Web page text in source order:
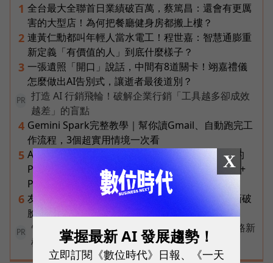
1 全台最大全聯首日業績破百萬，蔡篤昌：還會有更厲
害的大型店！為何把餐廳健身房都搬上樓？
2 連黃仁勳都叫年輕人當水電工！程世嘉：智慧通膨重
新定義「有價值的人」到底什麼樣子？
3 一張遺照「開口」說話，中間有8道關卡！翊嘉禮儀
怎麼做出AI告別式，讓逝者最後道別？
PR
打造 AI 行銷飛輪！破解企業行銷「工具越多卻成效
越差」的盲點
4 Gemini Spark完整教學｜幫你讀Gmail、自動跑完工
作流程，3個超實用情境一次看
5 AI 時代的行動生產力：MSI 如何用「理解情境」的
Prestige 14 Flip AI+ 重新定義商務筆電與 Copilot+
PC？
6 友達二把手裸辭內幕！彭双浪親邀的接班人為何撕破
臉？「落後群創」成最後稻草？
PR
告別極速迷思！台灣大哥大奪國際雙冠揭密好網路新
標準
X
掌握最新 AI 發展趨勢！
立即訂閱《數位時代》日報、《一天